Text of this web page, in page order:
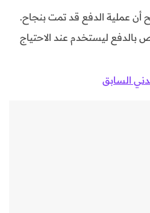
أن عملية الدفع قد تمت بنجاح.
بالدفع ليستخدم عند الاحتياج
السابق